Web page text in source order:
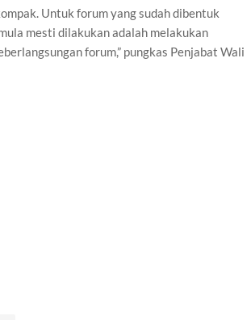
Untuk forum yang sudah dibentuk
mesti dilakukan adalah melakukan
forum,” pungkas Penjabat Wali